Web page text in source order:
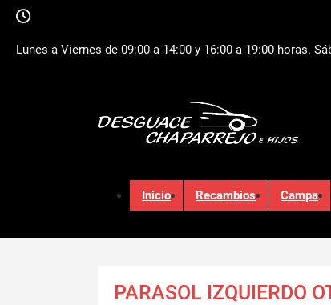
Lunes a Viernes de 09:00 a 14:00 y 16:00 a 19:00 horas.
Inicio Recambios Campa
PARASOL IZQUIERDO